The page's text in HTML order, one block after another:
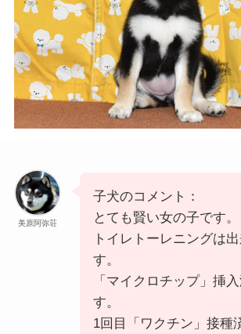
美原阿弥荘
子犬のコメント：
とても賢い女の子です。
トイレトーレニングは
す。
「マイクロチップ」挿
す。
1回目「ワクチン」接種